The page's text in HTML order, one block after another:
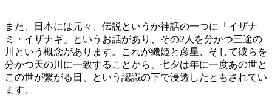
また、日本には元々、伝説というか神話の一つに「イザナ
ミ・イザナギ」というお話があり、その2人を分かつ三途の
川という概念があります。これが織姫と彦星、そして彼らを
分かつ天の川に一致することから、七夕は年に一度あの世と
この世が繋がる日、という認識の下で浸透したともされてい
ます。